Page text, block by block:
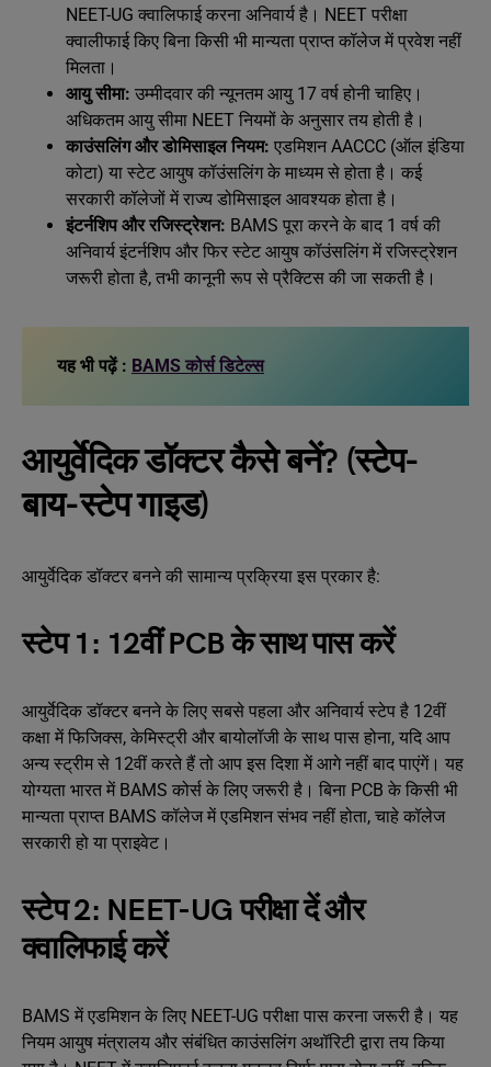
NEET-UG क्वालिफाई करना अनिवार्य है। NEET परीक्षा
क्वालीफाई किए बिना किसी भी मान्यता प्राप्त कॉलेज में प्रवेश नहीं
मिलता।
आयु सीमा: उम्मीदवार की न्यूनतम आयु 17 वर्ष होनी चाहिए।
अधिकतम आयु सीमा NEET नियमों के अनुसार तय होती है।
काउंसलिंग और डोमिसाइल नियम: एडमिशन AACCC (ऑल इंडिया
कोटा) या स्टेट आयुष कॉउंसलिंग के माध्यम से होता है। कई
सरकारी कॉलेजों में राज्य डोमिसाइल आवश्यक होता है।
इंटर्नशिप और रजिस्ट्रेशन: BAMS पूरा करने के बाद 1 वर्ष की
अनिवार्य इंटर्नशिप और फिर स्टेट आयुष कॉउंसलिंग में रजिस्ट्रेशन
जरूरी होता है, तभी कानूनी रूप से प्रैक्टिस की जा सकती है।
यह भी पढ़ें : BAMS कोर्स डिटेल्स
आयुर्वेदिक डॉक्टर कैसे बनें? (स्टेप-
बाय-स्टेप गाइड)
आयुर्वेदिक डॉक्टर बनने की सामान्य प्रक्रिया इस प्रकार है:
स्टेप 1: 12वीं PCB के साथ पास करें
आयुर्वेदिक डॉक्टर बनने के लिए सबसे पहला और अनिवार्य स्टेप है 12वीं
कक्षा में फिजिक्स, केमिस्ट्री और बायोलॉजी के साथ पास होना, यदि आप
अन्य स्ट्रीम से 12वीं करते हैं तो आप इस दिशा में आगे नहीं बाद पाएंगें। यह
योग्यता भारत में BAMS कोर्स के लिए जरूरी है। बिना PCB के किसी भी
मान्यता प्राप्त BAMS कॉलेज में एडमिशन संभव नहीं होता, चाहे कॉलेज
सरकारी हो या प्राइवेट।
स्टेप 2: NEET-UG परीक्षा दें और
क्वालिफाई करें
BAMS में एडमिशन के लिए NEET-UG परीक्षा पास करना जरूरी है। यह
नियम आयुष मंत्रालय और संबंधित काउंसलिंग अथॉरिटी द्वारा तय किया